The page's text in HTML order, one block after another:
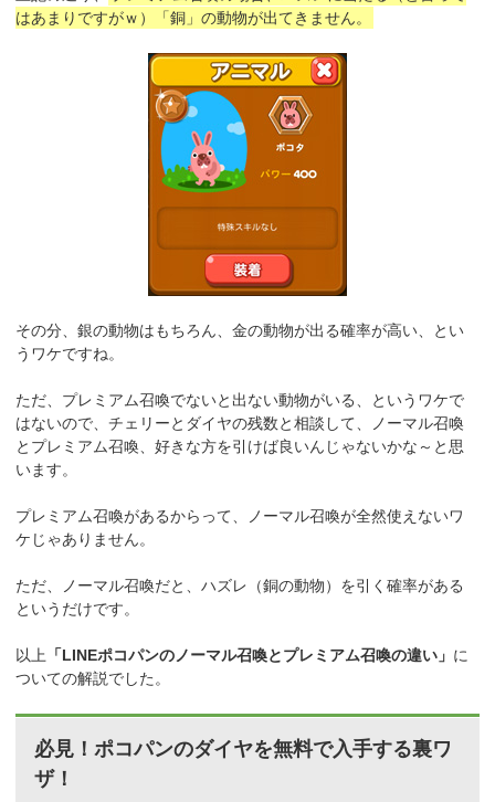
はあまりですがｗ）「銅」の動物が出てきません。
その分、銀の動物はもちろん、金の動物が出る確率が高い、とい
うワケですね。
ただ、プレミアム召喚でないと出ない動物がいる、というワケで
はないので、チェリーとダイヤの残数と相談して、ノーマル召喚
とプレミアム召喚、好きな方を引けば良いんじゃないかな～と思
います。
プレミアム召喚があるからって、ノーマル召喚が全然使えないワ
ケじゃありません。
ただ、ノーマル召喚だと、ハズレ（銅の動物）を引く確率がある
というだけです。
以上 「LINEポコパンのノーマル召喚とプレミアム召喚の違い」 に
ついての解説でした。
必見！ポコパンのダイヤを無料で入手する裏ワ
ザ！